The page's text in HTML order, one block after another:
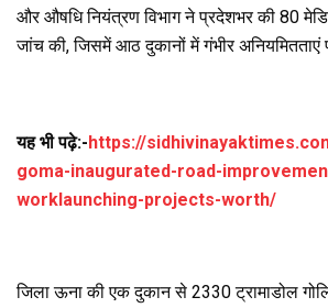
और औषधि नियंत्रण विभाग ने प्रदेशभर की 80
जांच की, जिसमें आठ दुकानों में गंभीर अनियमितताएं
यह भी पढ़े:-https://
goma-inaugurated-road-
worklaunching-projects-worth/
जिला ऊना की एक दुकान से 2330 ट्रामाडोल